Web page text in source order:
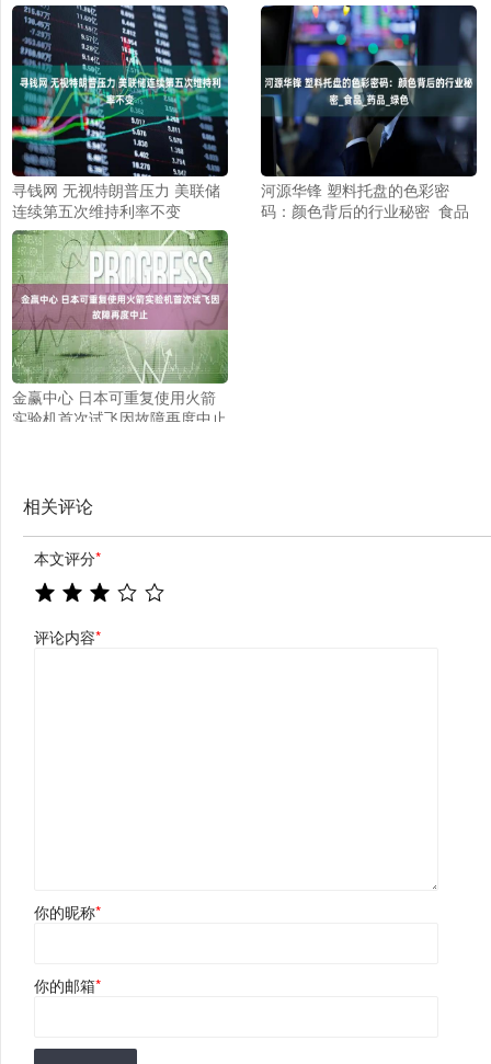
寻钱网 无视特朗普压力 美联储
连续第五次维持利率不变
河源华锋 塑料托盘的色彩密
码：颜色背后的行业秘密_食品
金赢中心 日本可重复使用火箭
实验机首次试飞因故障再度中止
相关评论
本文评分*
评论内容*
你的昵称*
你的邮箱*